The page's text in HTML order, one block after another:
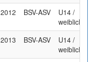
2012 BSV-ASV
U14 /
weiblich
2013 BSV-ASV
U14 /
weiblich